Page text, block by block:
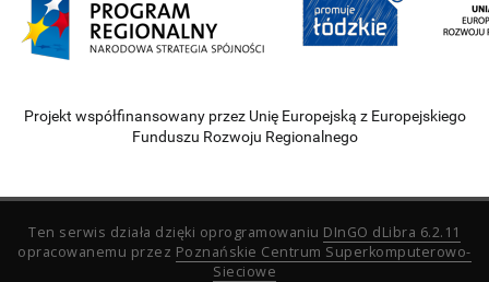
Projekt współfinansowany przez Unię Europejską z Europejskiego
Funduszu Rozwoju Regionalnego
Ten serwis działa dzięki oprogramowaniu DInGO dLibra 6.2.11
opracowanemu przez Poznańskie Centrum Superkomputerowo-
Sieciowe